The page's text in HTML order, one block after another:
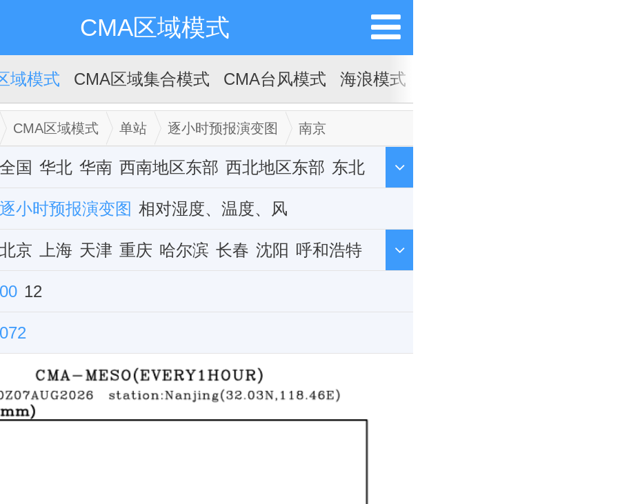
CMA区域模式
域模式 CMA区域集合模式 CMA台风模式 海浪模式
CMA区域模式 单站 逐小时预报演变图 南京
全国 华北 华南 西南地区东部 西北地区东部 东北
华中 西藏 新疆 华东 单站
逐小时预报演变图 相对湿度、温度、风
北京 上海 天津 重庆 哈尔滨 长春 沈阳 呼和浩特
石家庄
太原
杭州 南昌 广州 福州 台北 海口
00 12
072